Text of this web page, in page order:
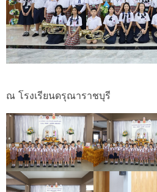
ณ โรงเรียนดรุณาราชบุรี